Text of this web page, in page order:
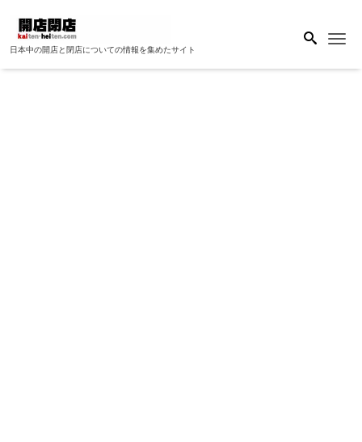
日本中の開店と閉店についての情報を集めたサイト